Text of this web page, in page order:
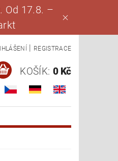
Od 17.8. –
REGISTRACE
KOŠÍK: 0 Kč